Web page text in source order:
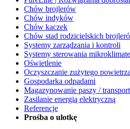
Chów brojlerów
Chów indyków
Chów kaczek
Chów stad rodzicielskich
Systemy zarządzania i kontroli
Systemy sterowania
Oświetlenie
Oczyszczanie zużytego powietrza
Gospodarka odpadami
Magazynowanie paszy /
Zasilanie energią elektryczną
Referencje
Prośba o ulotkę